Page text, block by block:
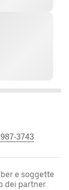
3743
e soggette
dei partner.